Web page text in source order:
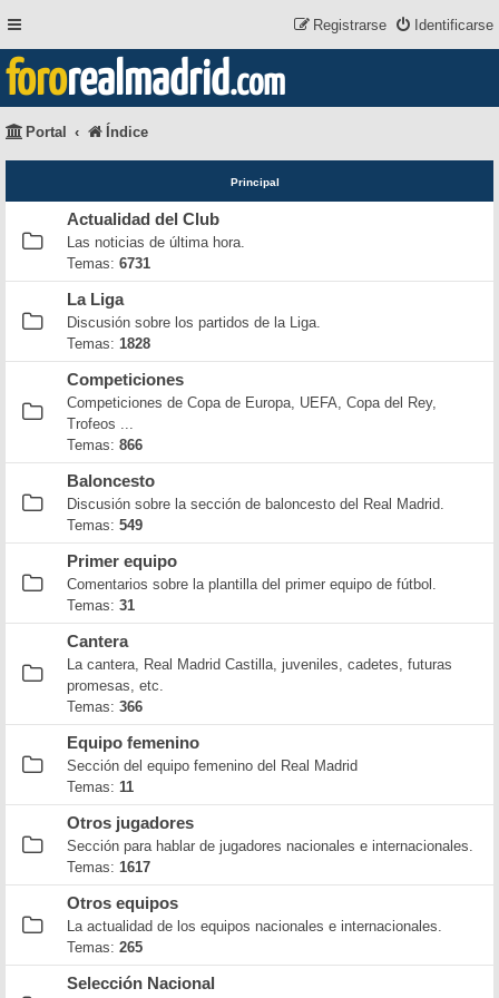
Identificarse
Registrarse
fororealmadrid.com
Portal Índice
Principal
Actualidad del Club
Las noticias de última hora.
Temas: 6731
La Liga
Discusión sobre los partidos de la Liga.
Temas: 1828
Competiciones
Competiciones de Copa de Europa, UEFA, Copa del Rey,
Trofeos ...
Temas: 866
Baloncesto
Discusión sobre la sección de baloncesto del Real Madrid.
Temas: 549
Primer equipo
Comentarios sobre la plantilla del primer equipo de fútbol.
Temas: 31
Cantera
La cantera, Real Madrid Castilla, juveniles, cadetes, futuras
promesas, etc.
Temas: 366
Equipo femenino
Sección del equipo femenino del Real Madrid
Temas: 11
Otros jugadores
Sección para hablar de jugadores nacionales e internacionales.
Temas: 1617
Otros equipos
La actualidad de los equipos nacionales e internacionales.
Temas: 265
Selección Nacional